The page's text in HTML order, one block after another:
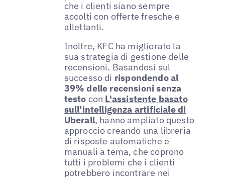
che i clienti siano sempre
accolti con offerte fresche e
allettanti.
Inoltre, KFC ha migliorato la
sua strategia di gestione delle
recensioni. Basandosi sul
successo di rispondendo al
39% delle recensioni senza
testo con L'assistente basato
sull'intelligenza artificiale di
Uberall, hanno ampliato questo
approccio creando una libreria
di risposte automatiche e
manuali a tema, che coprono
tutti i problemi che i clienti
potrebbero incontrare nei